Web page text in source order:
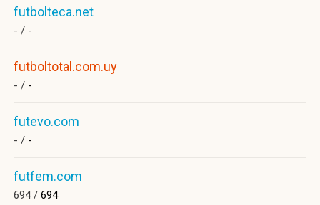
futbolteca.net
- / -
futboltotal.com.uy
- / -
futevo.com
- / -
futfem.com
694 / 694